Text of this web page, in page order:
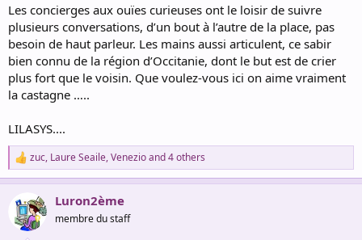
Les concierges aux ouïes curieuses ont le loisir de suivre
plusieurs conversations, d’un bout à l’autre de la place, pas
besoin de haut parleur. Les mains aussi articulent, ce sabir
bien connu de la région d’Occitanie, dont le but est de crier
plus fort que le voisin. Que voulez-vous ici on aime vraiment
la castagne …..
LILASYS....
R
e
a
c
t
i
zuc, Laure Seaile,Venezioand 4 others
Luron2ème
membre du staff